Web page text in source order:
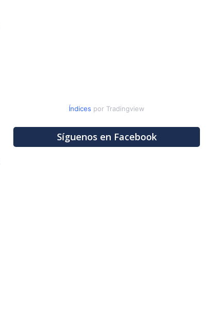
Índices por Tradingview
Síguenos en Facebook